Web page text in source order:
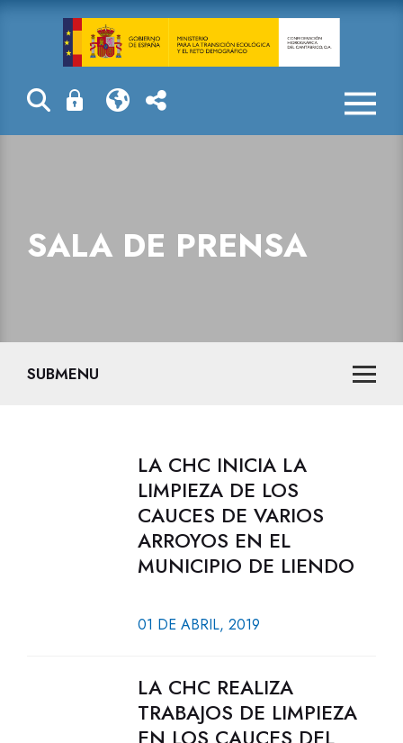
Sala de prensa
SALA DE PRENSA
SUBMENU
LA CHC INICIA LA
LIMPIEZA DE LOS
CAUCES DE VARIOS
ARROYOS EN EL
MUNICIPIO DE LIENDO
01 DE ABRIL, 2019
LA CHC REALIZA
TRABAJOS DE LIMPIEZA